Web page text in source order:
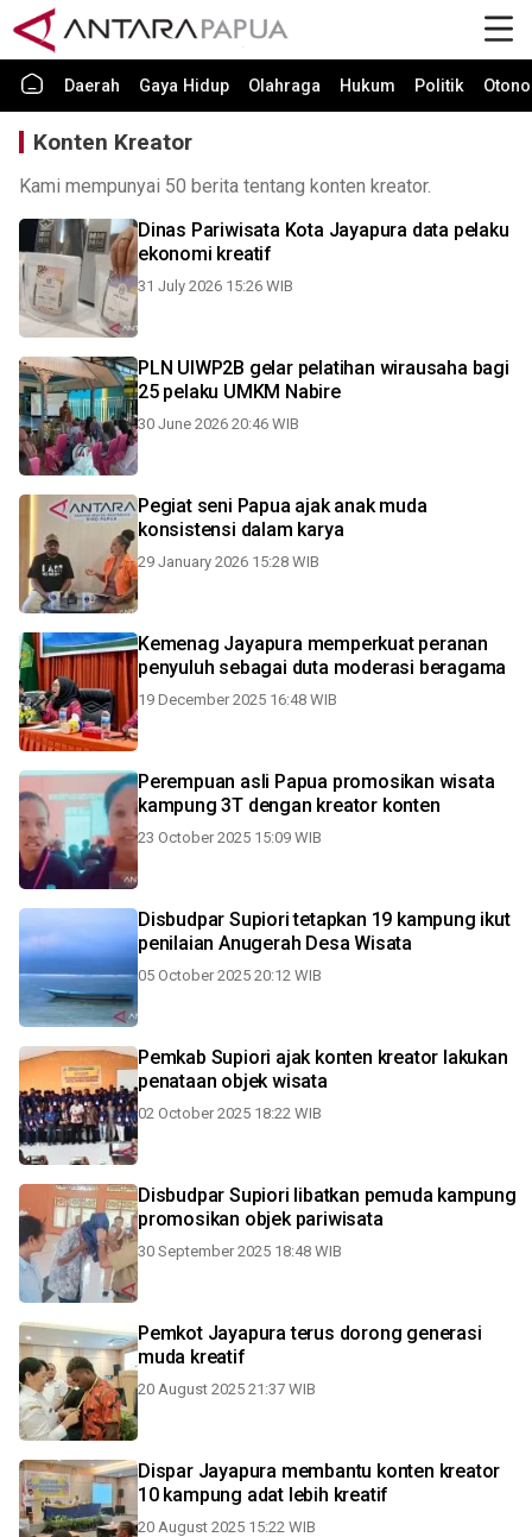
Daerah Gaya Hidup Olahraga Hukum Politik
Konten Kreator
Kami mempunyai 50 berita tentang konten kreator.
Dinas Pariwisata Kota Jayapura data pelaku
ekonomi kreatif
31 July 2026 15:26 WIB
PLN UIWP2B gelar pelatihan wirausaha bagi
25 pelaku UMKM Nabire
30 June 2026 20:46 WIB
Pegiat seni Papua ajak anak muda
konsistensi dalam karya
29 January 2026 15:28 WIB
Kemenag Jayapura memperkuat peranan
penyuluh sebagai duta moderasi beragama
19 December 2025 16:48 WIB
Perempuan asli Papua promosikan wisata
kampung 3T dengan kreator konten
23 October 2025 15:09 WIB
Disbudpar Supiori tetapkan 19 kampung ikut
penilaian Anugerah Desa Wisata
05 October 2025 20:12 WIB
Pemkab Supiori ajak konten kreator lakukan
penataan objek wisata
02 October 2025 18:22 WIB
Disbudpar Supiori libatkan pemuda kampung
promosikan objek pariwisata
30 September 2025 18:48 WIB
Pemkot Jayapura terus dorong generasi
muda kreatif
20 August 2025 21:37 WIB
Dispar Jayapura membantu konten kreator
10 kampung adat lebih kreatif
20 August 2025 15:22 WIB